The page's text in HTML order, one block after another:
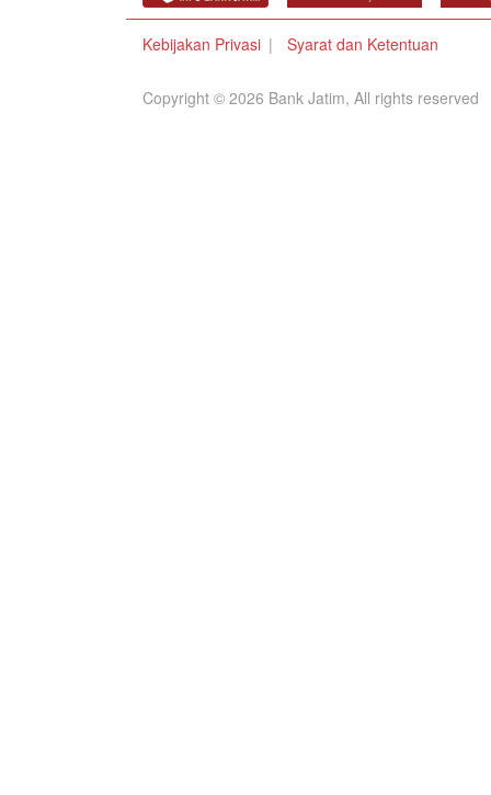
Kebijakan Privasi Syarat dan Ketentuan
Copyright © 2026 Bank Jatim, All rights reserved